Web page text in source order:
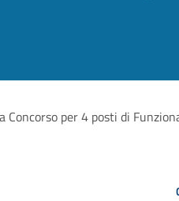
Concorso per 4 posti di